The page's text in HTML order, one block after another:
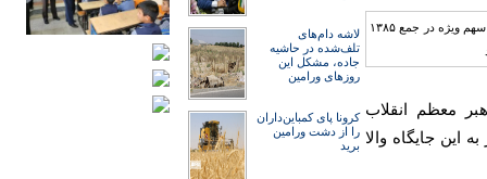
معظم انقلاب
جایگاه والا
لاشه دام‌های
تلف‌شده در حاشیه
جاده، مشکل این
روزهای ورامین
کرونا پای کمباین‌داران
را از دشت ورامین
برید